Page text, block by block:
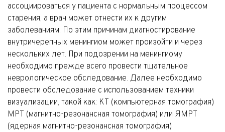
ассоциироваться у пациента с нормальным процессом
старения, а врач может отнести их к другим
заболеваниям. По этим причинам диагностирование
внутричерепных менингиом может произойти и через
нескольких лет. При подозрении на менингиому
необходимо прежде всего провести тщательное
неврологическое обследование. Далее необходимо
провести обследование с использованием техники
визуализации, такой как: КТ (компьютерная томография)
МРТ (магнитно-резонансная томография) или ЯМРТ
(ядерная магнитно-резонансная томография)